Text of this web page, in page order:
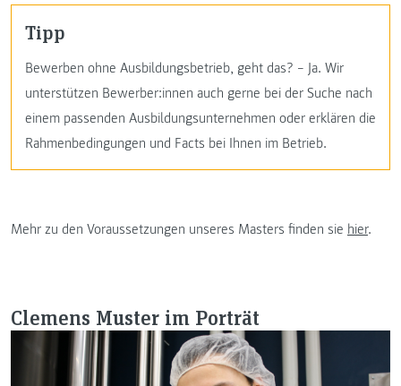
Tipp
Bewerben ohne Ausbildungsbetrieb, geht das? – Ja. Wir
unterstützen Bewerber:innen auch gerne bei der Suche nach
einem passenden Ausbildungsunternehmen oder erklären die
Rahmenbedingungen und Facts bei Ihnen im Betrieb.
Mehr zu den Voraussetzungen unseres Masters finden sie hier.
Clemens Muster im Porträt